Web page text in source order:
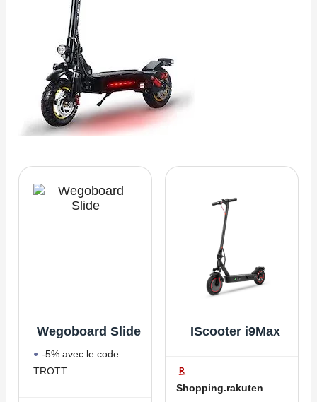
Wegoboard Slide
-5% avec le code
TROTT
IScooter i9Max
Shopping.rakuten